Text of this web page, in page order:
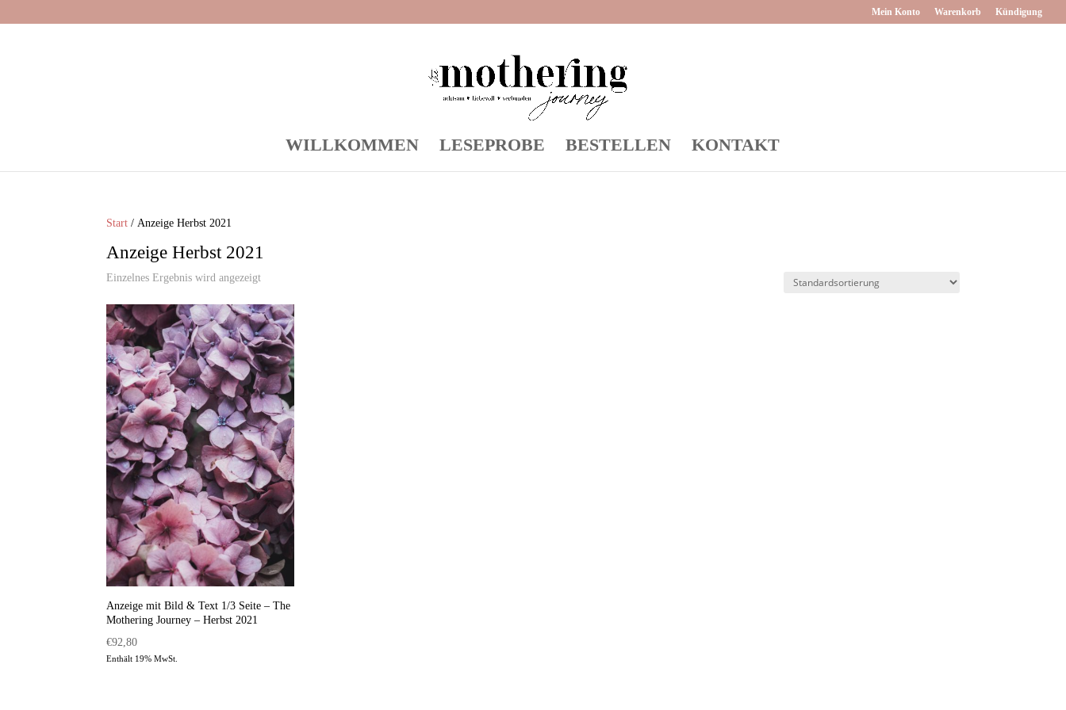
Mein Konto Warenkorb Kündigung
WILLKOMMEN LESEPROBE BESTELLEN KONTAKT
Start / Anzeige Herbst 2021
Anzeige Herbst 2021
Einzelnes Ergebnis wird angezeigt
Anzeige mit Bild & Text 1/3 Seite – The
Mothering Journey – Herbst 2021
€92,80
Enthält 19% MwSt.